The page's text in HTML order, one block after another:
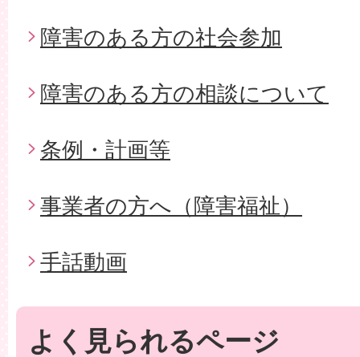
障害のある方の社会参加
障害のある方の相談について
条例・計画等
事業者の方へ（障害福祉）
手話動画
よく見られるページ